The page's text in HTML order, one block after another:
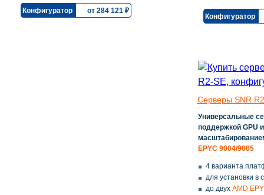
Конфигуратор от 284 121 ₽
Конфигуратор
Серверы SNR
Универсальные
поддержкой GPU
EPYC 9004/9005
4 варианта
для установки в
до двух AMD